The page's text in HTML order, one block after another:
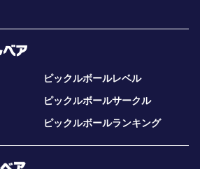
ピックルボールレベル
ピックルボールサークル
ピックルボールランキング